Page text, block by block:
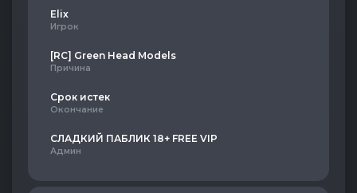
Elix
Игрок
[RC] Green Head Models
Причина
Срок истек
Окончание
СЛАДКИЙ ПАБЛИК 18+ FREE VIP
Админ